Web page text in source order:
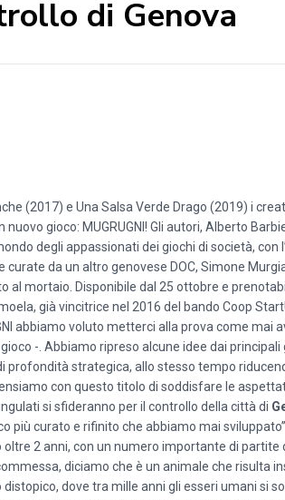
di Genova
(2017) e Una Salsa Verde Drago (2019) i
gioco: MUGRUGNI! Gli autori, Alberto
degli appassionati dei giochi di società,
da un altro genovese DOC, Simone
mortaio. Disponibile dal 25 ottobre e
già vincitrice nel 2016 del bando Coop
abbiamo voluto metterci alla prova come
-. Abbiamo ripreso alcune idee dai
profondità strategica, allo stesso tempo
con questo titolo di soddisfare le
si sfideranno per il controllo della città di
più curato e rifinito che abbiamo mai
2 anni, con un numero importante di partite
diciamo che è un animale che risulta
dove tra mille anni gli esseri umani si